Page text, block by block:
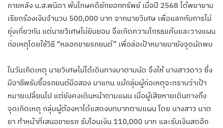
ภายหลัง น.ส.พนิดา พ้นโทษคดียักยอกทรัพย์ เมื่อปี 2568 ได้พยายาม
เรียกร้องเงินจำนวน 500,000 บาท จากนายวิเศษ เพื่อแลกกับการไม่
ยุ่งเกี่ยวกัน แต่นายวิเศษไม่ยินยอม จึงเกิดความโกรธแค้นและวางแผน
ก่อเหตุโดยใช้วิธี “หลอกขายรถยนต์” เพื่อล่อเป้าหมายมายังจุดนัดพบ
ในวันเกิดเหตุ นายวิเศษไม่ได้เดินทางมาตามนัด จึงให้ นางสาวดาว ซึ่ง
มีอาชีพรับซื้อรถยนต์มือสอง มาแทน แม้กลุ่มผู้ก่อเหตุจะทราบว่าเป้า
หมายเปลี่ยนไป แต่ยังคงเดินหน้าตามแผน เมื่อผู้เสียหายเดินทางถึง
จุดเกิดเหตุ กลุ่มผู้ต้องหาได้แสดงบทบาทตามแผน โดย นางสาว นาต
ยา ทำหน้าที่เสนอขายรถ รับโอนเงิน 110,000 บาท และรับเงินสดอีก